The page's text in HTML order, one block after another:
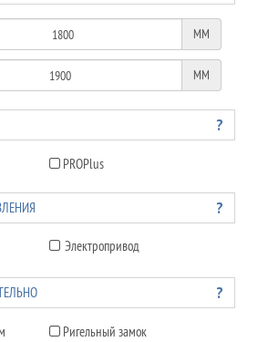
ММ
ММ
?
PROPlus
?
Электропривод
?
Ригельный замок